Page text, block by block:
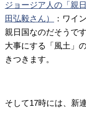
ジョージア人の「親
田弘毅さん）
： ワイ
親日国なのだそうで
大事にする「風土」
きつきます。
そして17時には、新